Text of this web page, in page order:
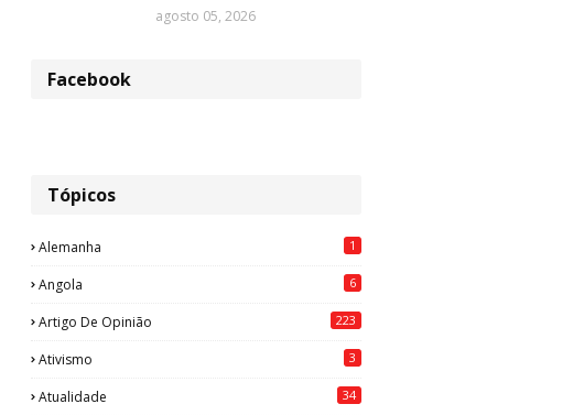
agosto 05, 2026
Facebook
Tópicos
Alemanha 1
Angola 6
Artigo De Opinião 223
Ativismo 3
Atualidade 34